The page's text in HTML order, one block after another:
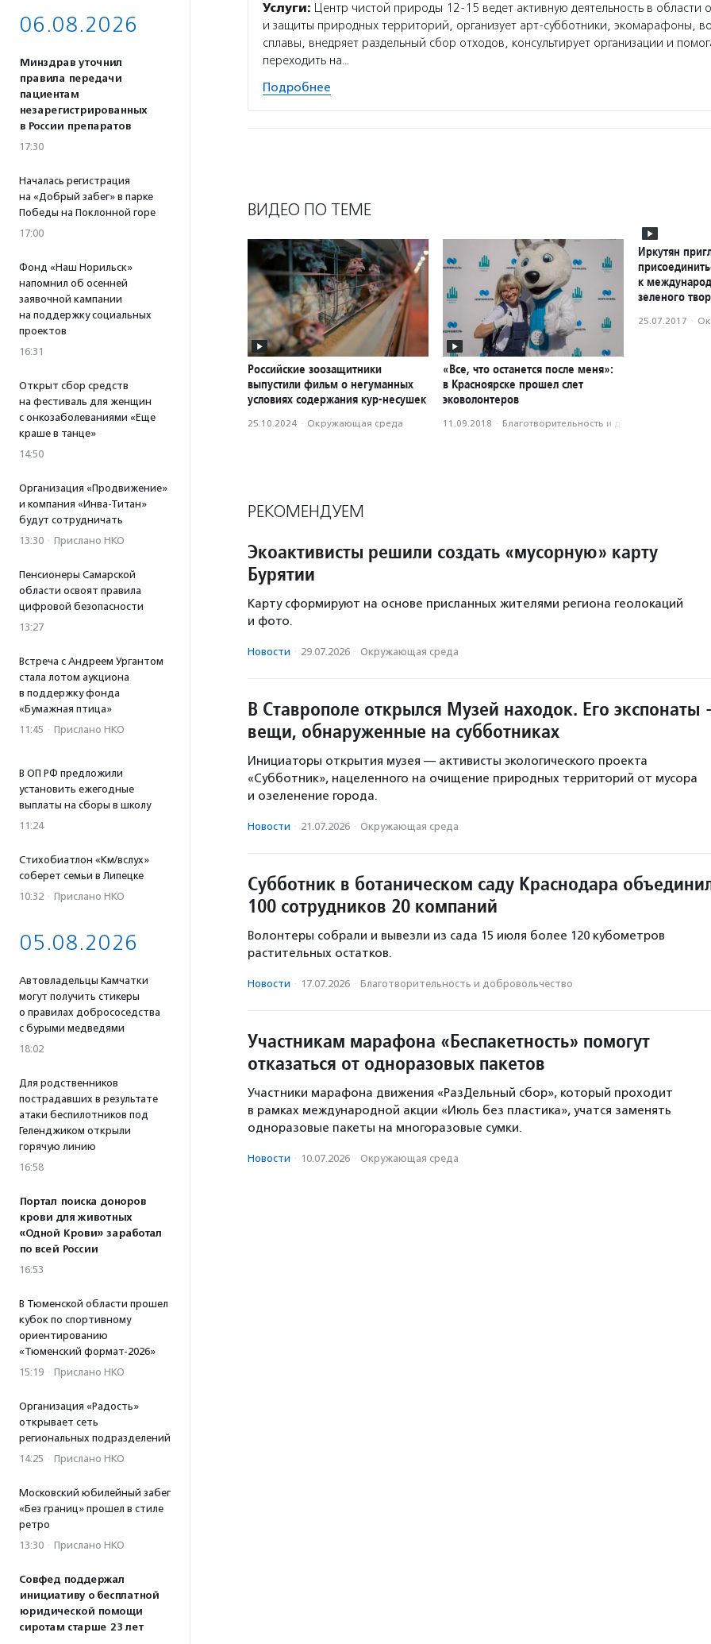
06.08.2026
Минздрав уточнил
правила передачи
пациентам
незарегистрированных
в России препаратов
17:30
Началась регистрация
на «Добрый забег» в парке
Победы на Поклонной горе
17:00
Фонд «Наш Норильск»
напомнил об осенней
заявочной кампании
на поддержку социальных
проектов
16:31
Открыт сбор средств
на фестиваль для женщин
с онкозаболеваниями «Еще
краше в танце»
14:50
Организация «Продвижение»
и компания «Инва-Титан»
будут сотрудничать
13:30 · Прислано НКО
Пенсионеры Самарской
области освоят правила
цифровой безопасности
13:27
Встреча с Андреем Ургантом
стала лотом аукциона
в поддержку фонда
«Бумажная птица»
11:45 · Прислано НКО
В ОП РФ предложили
установить ежегодные
выплаты на сборы в школу
11:24
Стихобиатлон «Км/вслух»
соберет семьи в Липецке
10:32 · Прислано НКО
05.08.2026
Автовладельцы Камчатки
могут получить стикеры
о правилах добрососедства
с бурыми медведями
18:02
Для родственников
пострадавших в результате
атаки беспилотников под
Геленджиком открыли
горячую линию
16:58
Портал поиска доноров
крови для животных
«Одной Крови» заработал
по всей России
16:53
В Тюменской области прошел
кубок по спортивному
ориентированию
«Тюменский формат-2026»
15:19 · Прислано НКО
Организация «Радость»
открывает сеть
региональных подразделений
14:25 · Прислано НКО
Московский юбилейный забег
«Без границ» прошел в стиле
ретро
13:30 · Прислано НКО
Совфед поддержал
инициативу о бесплатной
юридической помощи
сиротам старше 23 лет
Услуги: Центр чистой природы 12-15 ведет активную деятельность в области
и защиты природных территорий, организует арт-субботники, экомарафоны,
сплавы, внедряет раздельный сбор отходов, консультирует организации и
переходить на…
Подробнее
ВИДЕО ПО ТЕМЕ
Российские зоозащитники
выпустили фильм о негуманных
условиях содержания кур-несушек
25.10.2024 · Окружающая среда
«Все, что останется после меня»:
в Красноярске прошел слет
эковолонтеров
11.09.2018 · Благотвори­тель­ность и доброволь­чест­во
Иркутян
к
зеленого
25.07.2017 ·
РЕКОМЕНДУЕМ
Экоактивисты решили создать «мусорную» карту
Бурятии
Карту сформируют на основе присланных жителями региона геолокаций
и фото.
Новости · 29.07.2026 · Окружающая среда
В Ставрополе открылся Музей находок. Его
вещи, обнаруженные на субботниках
Инициаторы открытия музея — активисты экологического проекта
«Субботник», нацеленного на очищение природных территорий от мусора
и озеленение города.
Новости · 21.07.2026 · Окружающая среда
Субботник в ботаническом саду Краснодара
100 сотрудников 20 компаний
Волонтеры собрали и вывезли из сада 15 июля более 120 кубометров
растительных остатков.
Новости · 17.07.2026 · Благотвори­тель­ность и доброволь­чест­во
Участникам марафона «Беспакетность» помогут
отказаться от одноразовых пакетов
Участники марафона движения «РазДельный сбор», который проходит
в рамках международной акции «Июль без пластика», учатся заменять
одноразовые пакеты на многоразовые сумки.
Новости · 10.07.2026 · Окружающая среда